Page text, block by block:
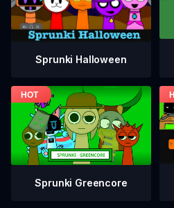
Sprunki Halloween
Sprunki Greencore